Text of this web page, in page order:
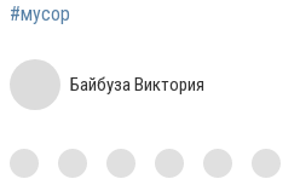
#мусор
Байбуза Виктория